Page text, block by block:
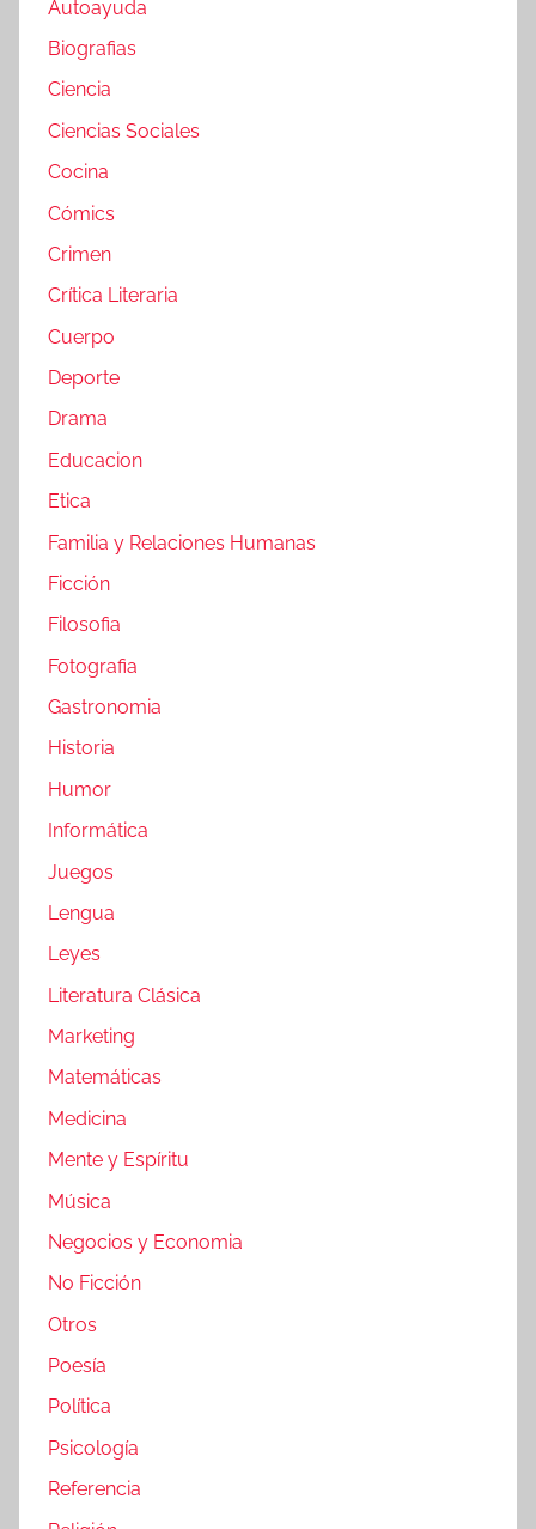
Autoayuda
Biografias
Ciencia
Ciencias Sociales
Cocina
Cómics
Crimen
Crítica Literaria
Cuerpo
Deporte
Drama
Educacion
Etica
Familia y Relaciones Humanas
Ficción
Filosofia
Fotografia
Gastronomia
Historia
Humor
Informática
Juegos
Lengua
Leyes
Literatura Clásica
Marketing
Matemáticas
Medicina
Mente y Espíritu
Música
Negocios y Economia
No Ficción
Otros
Poesía
Política
Psicología
Referencia